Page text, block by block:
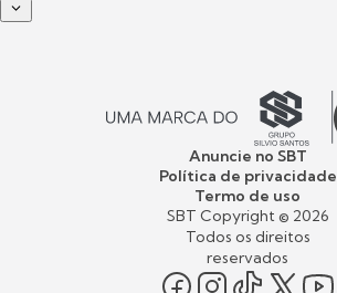
Anuncie no SBT
Política de privacidade
Termo de uso
SBT Copyright © 2026
Todos os direitos
reservados